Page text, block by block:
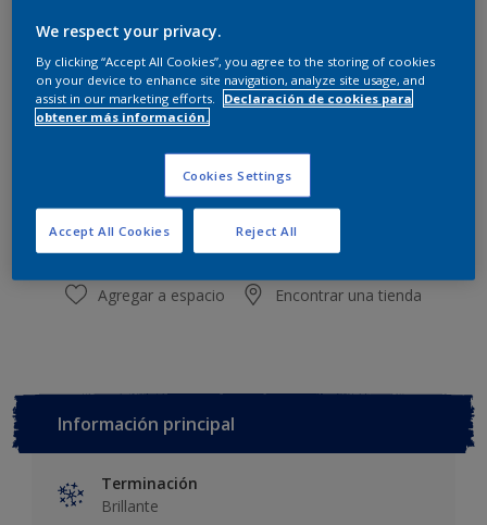
Cantidad Calculadora de pintura
Calcular
Este producto no está actualmente disponible en línea.
Por favor, visite su tienda más cercana.
Agregar a espacio Encontrar una tienda
Información principal
Terminación
Brillante
We respect your privacy.
By clicking “Accept All Cookies”, you agree to the storing of cookies
on your device to enhance site navigation, analyze site usage, and
assist in our marketing efforts.
Declaración de cookies para
obtener más información.
Cookies Settings
Reject All
Accept All Cookies